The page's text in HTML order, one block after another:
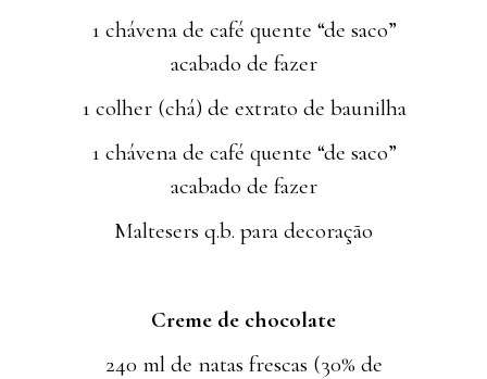
1 chávena de café quente “de saco”
acabado de fazer
1 colher (chá) de extrato de baunilha
1 chávena de café quente “de saco”
acabado de fazer
Maltesers q.b. para decoração
Creme de chocolate
240 ml de natas frescas (30% de